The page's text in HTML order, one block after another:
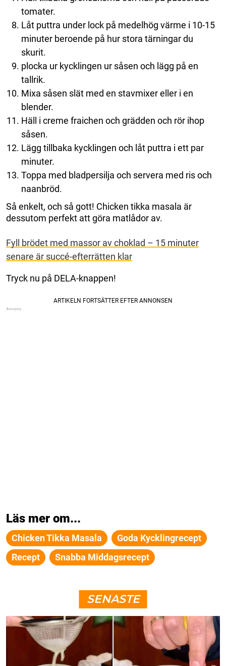
tomater.
Låt puttra under lock på medelhög värme i 10-15
minuter beroende på hur stora tärningar du
skurit.
plocka ur kycklingen ur såsen och lägg på en
tallrik.
Mixa såsen slät med en stavmixer eller i en
blender.
Häll i creme fraichen och grädden och rör ihop
såsen.
Lägg tillbaka kycklingen och låt puttra i ett par
minuter.
Toppa med bladpersilja och servera med ris och
naanbröd.
Så enkelt, och så gott! Chicken tikka masala är
dessutom perfekt att göra matlådor av.
Fyll brödet med massor av choklad – 15 minuter
senare är succé-efterrätten klar
Tryck nu på DELA-knappen!
Läs mer om...
Chicken Tikka Masala
Goda Kycklingrecept
Recept
Snabba Middagsrecept
SENASTE